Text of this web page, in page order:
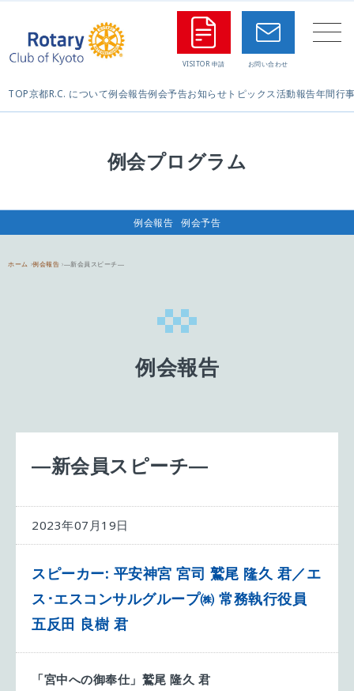
TOP京都R.C. について例会報告例会予告お知らせ トピックス活動報告年間行
例会プログラム
例会報告 例会予告
ホーム 例会報告 ―新会員スピーチ―
例会報告
―新会員スピーチ―
2023年07月19日
スピーカー: 平安神宮 宮司 鷲尾 隆久 君／エ
ス･エスコンサルグループ㈱ 常務執行役員
五反田 良樹 君
「宮中への御奉仕」鷲尾 隆久 君